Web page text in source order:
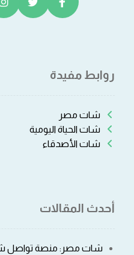
روابط مفيدة
شات مصر
شات الحياة اليومية
شات الأصدقاء
أحدث المقالات
شات مصر: منصة تواصل